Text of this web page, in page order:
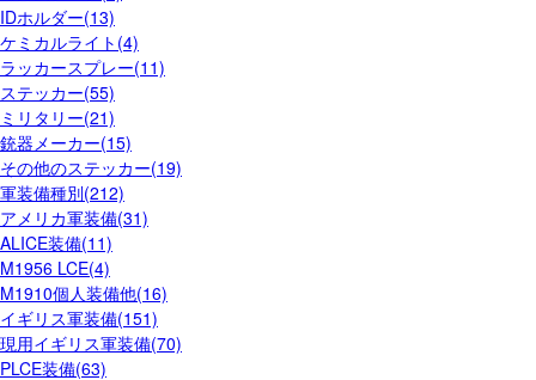
IDホルダー(13)
ケミカルライト(4)
ラッカースプレー(11)
ステッカー(55)
ミリタリー(21)
銃器メーカー(15)
その他のステッカー(19)
軍装備種別(212)
アメリカ軍装備(31)
ALICE装備(11)
M1956 LCE(4)
M1910個人装備他(16)
イギリス軍装備(151)
現用イギリス軍装備(70)
PLCE装備(63)